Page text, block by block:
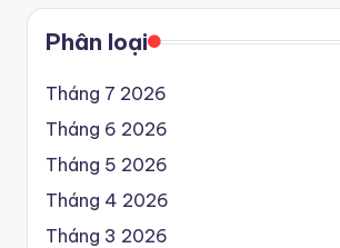
Phân loại
Tháng 7 2026
Tháng 6 2026
Tháng 5 2026
Tháng 4 2026
Tháng 3 2026